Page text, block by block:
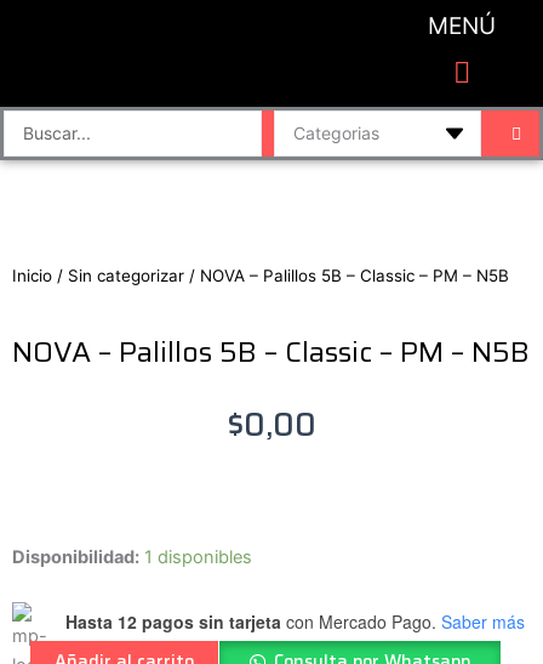
MENÚ
Search
...
Inicio / Sin categorizar / NOVA – Palillos 5B – Classic – PM – N5B
NOVA – Palillos 5B – Classic – PM – N5B
$0,00
Disponibilidad: 1 disponibles
Hasta 12 pagos sin tarjeta con Mercado Pago. Saber más
NOVA
Palillos
5B